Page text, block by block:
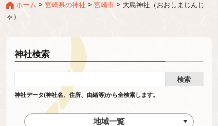
ホーム >宮崎県の神社 >宮崎市 > 大島神社（おおしまじんじ
ゃ）
神社検索
神社データ(神社名、住所、由緒等)から全検索します。
地域一覧